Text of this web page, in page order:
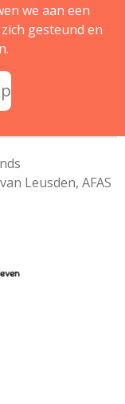
we aan een
gesteund en
Leusden, AFAS